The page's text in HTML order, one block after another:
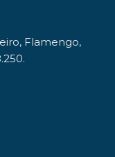
Flamengo,
.